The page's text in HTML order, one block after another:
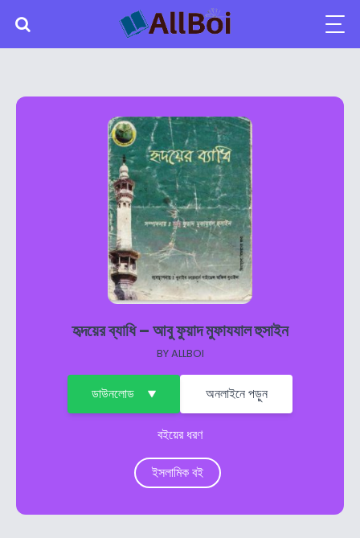
হৃদয়ের ব্যাধি – আবু ফুয়াদ মুফাযযাল হুসাইন
BYALLBOI
ডাউনলোড অনলাইনে পড়ুন
বইয়ের ধরণ
ইসলামিক বই